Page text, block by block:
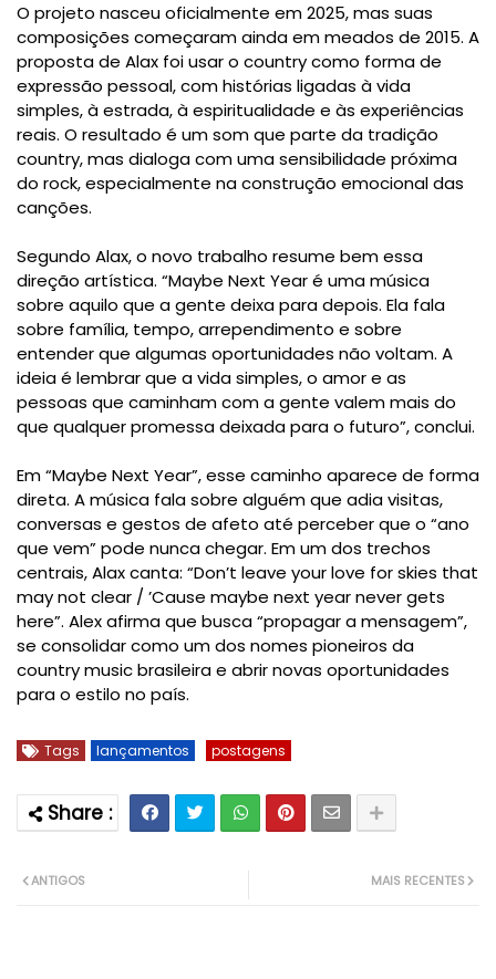
O projeto nasceu oficialmente em 2025, mas suas
composições começaram ainda em meados de 2015. A
proposta de Alax foi usar o country como forma de
expressão pessoal, com histórias ligadas à vida
simples, à estrada, à espiritualidade e às experiências
reais. O resultado é um som que parte da tradição
country, mas dialoga com uma sensibilidade próxima
do rock, especialmente na construção emocional das
canções.
Segundo Alax, o novo trabalho resume bem essa
direção artística. “Maybe Next Year é uma música
sobre aquilo que a gente deixa para depois. Ela fala
sobre família, tempo, arrependimento e sobre
entender que algumas oportunidades não voltam. A
ideia é lembrar que a vida simples, o amor e as
pessoas que caminham com a gente valem mais do
que qualquer promessa deixada para o futuro”, conclui.
Em “Maybe Next Year”, esse caminho aparece de forma
direta. A música fala sobre alguém que adia visitas,
conversas e gestos de afeto até perceber que o “ano
que vem” pode nunca chegar. Em um dos trechos
centrais, Alax canta: “Don’t leave your love for skies that
may not clear / ’Cause maybe next year never gets
here”. Alex afirma que busca “propagar a mensagem”,
se consolidar como um dos nomes pioneiros da
country music brasileira e abrir novas oportunidades
para o estilo no país.
Tags lançamentos postagens
MAIS RECENTES
ANTIGOS